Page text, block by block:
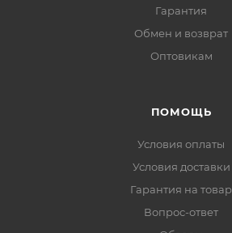
Гарантия
Обмен и возврат
Оптовикам
ПОМОЩЬ
Условия оплаты
Условия доставки
Гарантия на товар
Вопрос-ответ